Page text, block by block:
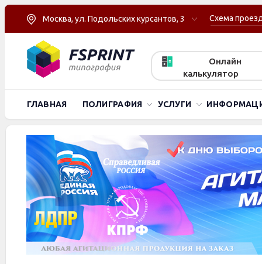
Москва, ул. Подольских курсантов, 3 Схема
Онлайн
калькулятор
ГЛАВНАЯ ПОЛИГРАФИЯ УСЛУГИ